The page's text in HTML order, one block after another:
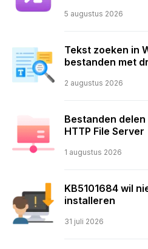
5 augustus 2026
Tekst zoeken in
bestanden met
2 augustus 2026
Bestanden
HTTP File Server
1 augustus 2026
KB5101684 wil
installeren
31 juli 2026